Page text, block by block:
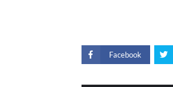
Facebook